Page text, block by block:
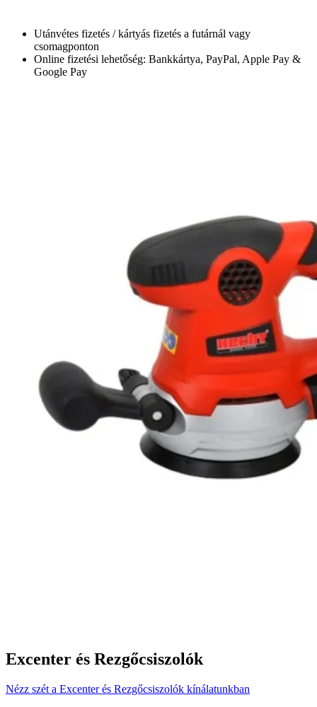
Utánvétes fizetés / kártyás fizetés a futárnál vagy
csomagponton
Online fizetési lehetőség: Bankkártya, PayPal, Apple Pay &
Google Pay
Excenter és Rezgőcsiszolók
Nézz szét a Excenter és Rezgőcsiszolók kínálatunkban